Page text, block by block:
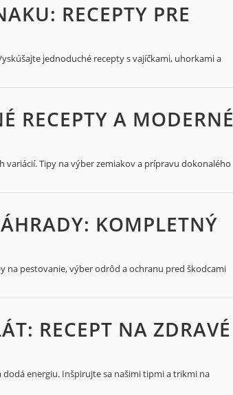
RECEPTY PRE
jednoduché recepty s vajíčkami, uhorkami a
RECEPTY A MODERNÉ
variácií. Tipy na výber zemiakov a prípravu dokonalého
KOMPLETNÝ
na pestovanie, výber odrôd a ochranu pred škodcami
RECEPT NA ZDRAVÉ
energiu. Inšpirujte sa našimi tipmi a trikmi na